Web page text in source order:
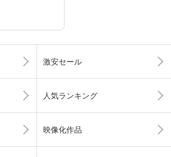
激安セール
人気ランキング
映像化作品